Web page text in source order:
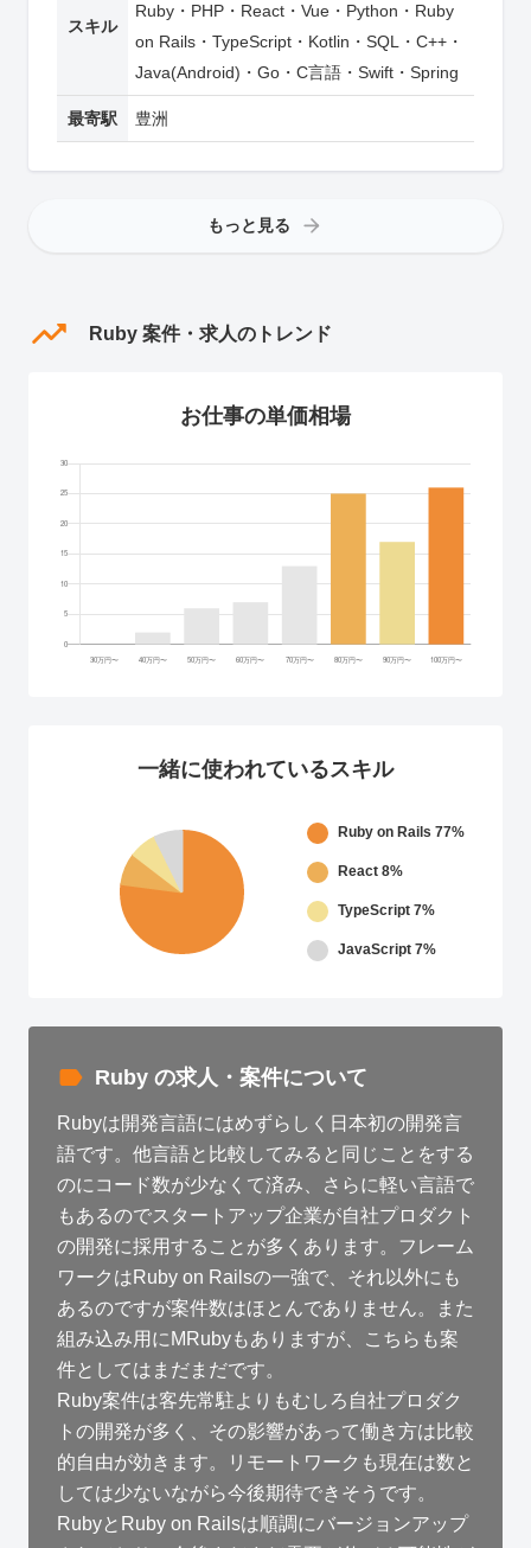
スキル
Ruby・PHP・React・Vue・Python・Ruby
on Rails・TypeScript・Kotlin・SQL・C++・
Java(Android)・Go・C言語・Swift・Spring
最寄駅 豊洲
もっと見る
Ruby 案件・求人のトレンド
お仕事の単価相場
一緒に使われているスキル
Ruby on Rails 77%
React 8%
TypeScript 7%
JavaScript 7%
Ruby の求人・案件について
Rubyは開発言語にはめずらしく日本初の開発言
語です。他言語と比較してみると同じことをする
のにコード数が少なくて済み、さらに軽い言語で
もあるのでスタートアップ企業が自社プロダクト
の開発に採用することが多くあります。フレーム
ワークはRuby on Railsの一強で、それ以外にも
あるのですが案件数はほとんでありません。また
組み込み用にMRubyもありますが、こちらも案
件としてはまだまだです。
Ruby案件は客先常駐よりもむしろ自社プロダク
トの開発が多く、その影響があって働き方は比較
的自由が効きます。リモートワークも現在は数と
しては少ないながら今後期待できそうです。
RubyとRuby on Railsは順調にバージョンアップ